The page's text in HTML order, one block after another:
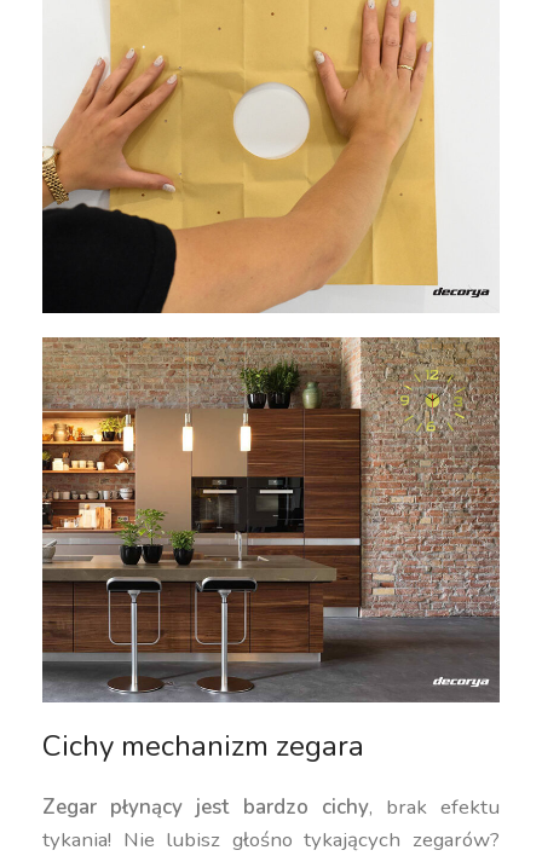
Cichy mechanizm zegara
Zegar płynący jest bardzo cichy, brak efektu
tykania! Nie lubisz głośno tykających zegarów?